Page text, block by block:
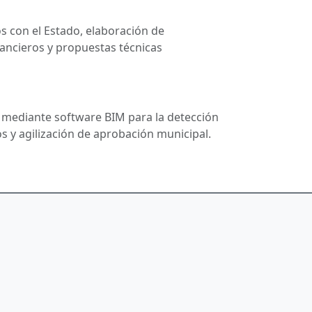
con el Estado, elaboración de
y propuestas técnicas
software BIM para la detección
y agilización de aprobación municipal.